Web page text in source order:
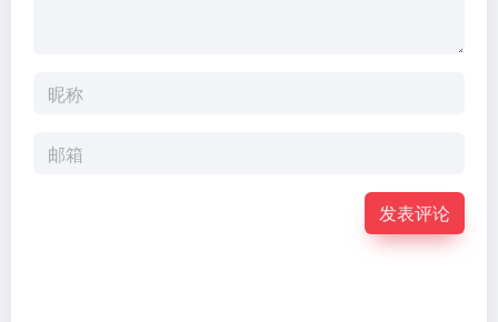
发表评论